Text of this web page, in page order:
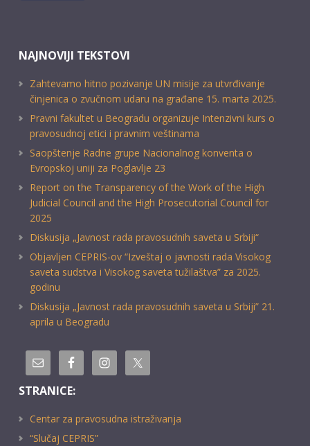
NAJNOVIJI TEKSTOVI
Zahtevamo hitno pozivanje UN misije za utvrđivanje
činjenica o zvučnom udaru na građane 15. marta 2025.
Pravni fakultet u Beogradu organizuje Intenzivni kurs o
pravosudnoj etici i pravnim veštinama
Saopštenje Radne grupe Nacionalnog konventa o
Evropskoj uniji za Poglavlje 23
Report on the Transparency of the Work of the High
Judicial Council and the High Prosecutorial Council for
2025
Diskusija „Javnost rada pravosudnih saveta u Srbiji“
Objavljen CEPRIS-ov “Izveštaj o javnosti rada Visokog
saveta sudstva i Visokog saveta tužilaštva” za 2025.
godinu
Diskusija „Javnost rada pravosudnih saveta u Srbiji” 21.
aprila u Beogradu
STRANICE:
Centar za pravosudna istraživanja
“Slučaj CEPRIS”